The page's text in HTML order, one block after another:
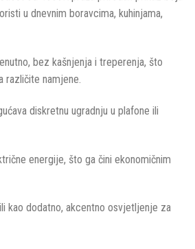
u dnevnim boravcima, kuhinjama,
bez kašnjenja i treperenja, što
različite namjene.
diskretnu ugradnju u plafone ili
energije, što ga čini ekonomičnim
kao dodatno, akcentno osvjetljenje za